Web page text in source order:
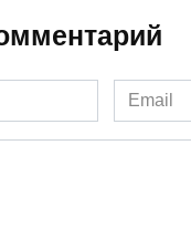
Email
*